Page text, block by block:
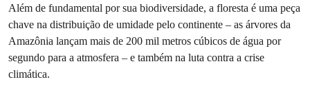
Além de fundamental por sua biodiversidade, a floresta é uma peça
chave na distribuição de umidade pelo continente – as árvores da
Amazônia lançam mais de 200 mil metros cúbicos de água por
segundo para a atmosfera – e também na luta contra a crise
climática.